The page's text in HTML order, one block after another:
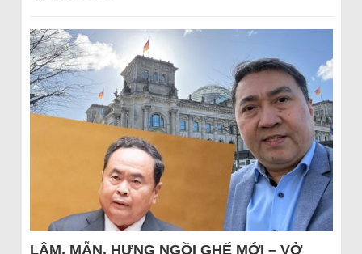
LÂM, MẪN, HƯNG NGỒI GHẾ MỚI – VỞ